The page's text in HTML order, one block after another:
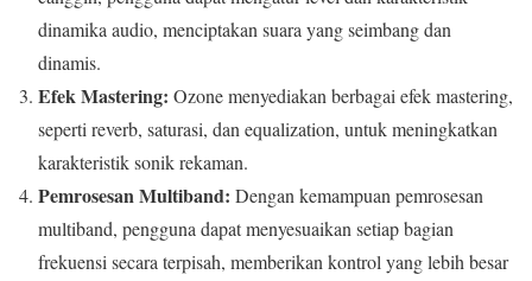
dinamika audio, menciptakan suara yang seimbang dan
dinamis.
Efek Mastering: Ozone menyediakan berbagai efek mastering,
seperti reverb, saturasi, dan equalization, untuk meningkatkan
karakteristik sonik rekaman.
Pemrosesan Multiband: Dengan kemampuan pemrosesan
multiband, pengguna dapat menyesuaikan setiap bagian
frekuensi secara terpisah, memberikan kontrol yang lebih besar